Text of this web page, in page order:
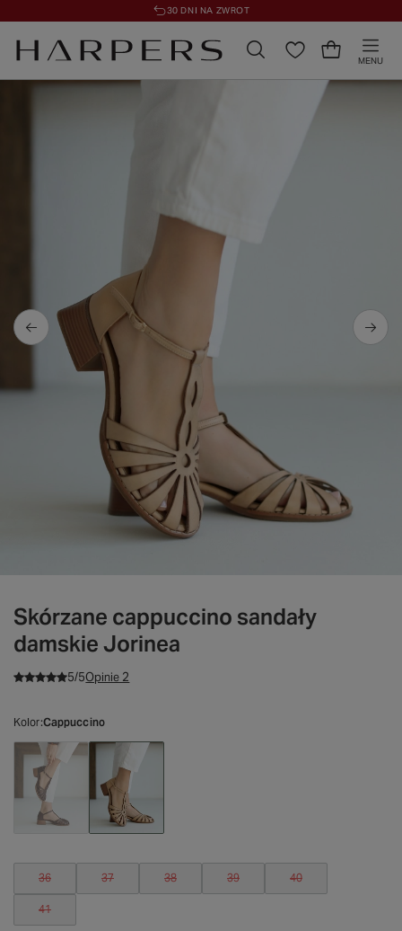
30 DNI NA ZWROT
MENU
Skórzane cappuccino sandały
damskie Jorinea
5/5Opinie 2
Kolor Cappuccino
36 37 38 39 40
41